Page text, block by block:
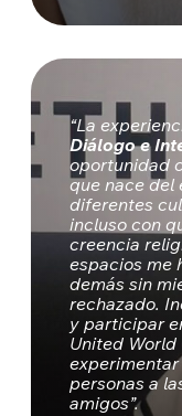
“La
Diálogo e
oportunidad
que nace del
diferentes
incluso con
creencia
espacios me
demás sin
rechazado.
y participar
United
personas a
amigos”.